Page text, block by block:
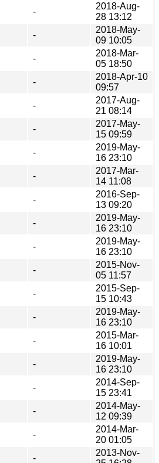
-
2018-Aug-
28 13:12
-
2018-May-
09 10:05
-
2018-Mar-
05 18:50
-
2018-Apr-10
09:57
-
2017-Aug-
21 08:14
-
2017-May-
15 09:59
-
2019-May-
16 23:10
-
2017-Mar-
14 11:08
-
2016-Sep-
13 09:20
-
2019-May-
16 23:10
-
2019-May-
16 23:10
-
2015-Nov-
05 11:57
-
2015-Sep-
15 10:43
-
2019-May-
16 23:10
-
2015-Mar-
16 10:01
-
2019-May-
16 23:10
-
2014-Sep-
15 23:41
-
2014-May-
12 09:39
-
2014-Mar-
20 01:05
-
2013-Nov-